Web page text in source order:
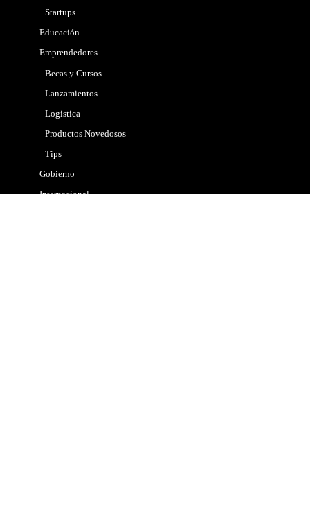
Startups
Educación
Emprendedores
Becas y Cursos
Lanzamientos
Logistica
Productos Novedosos
Tips
Gobierno
Internacional